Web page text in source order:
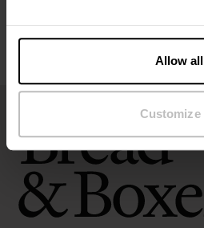
Allow all
Customize
Beoordelingen